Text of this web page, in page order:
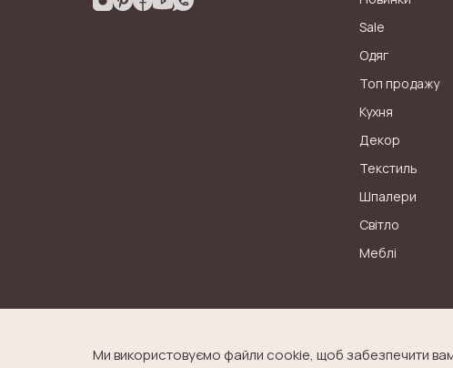
Sale
Одяг
Топ продажу
Кухня
Декор
Текстиль
Шпалери
Світло
Меблі
Ми використовуємо файли cookie, щоб забезпечити